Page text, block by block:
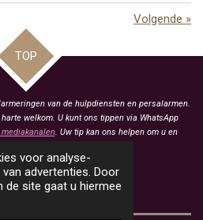
voor analyse-
advertenties. Door
de site gaat u hiermee
Volgende »
TOP
van de hulpdiensten en persalarmen.
welkom. U kunt ons tippen via WhatsApp
. Uw tip kan ons helpen om u en
93463413
NL005021657B79